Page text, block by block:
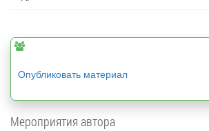
Опубликовать материал
Мероприятия автора